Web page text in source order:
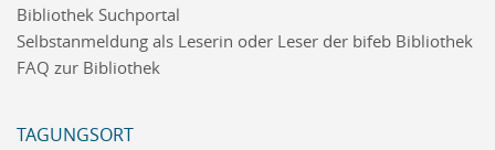
Bibliothek Suchportal
Selbstanmeldung als Leserin oder Leser der bifeb Bibliothek
FAQ zur Bibliothek
TAGUNGSORT